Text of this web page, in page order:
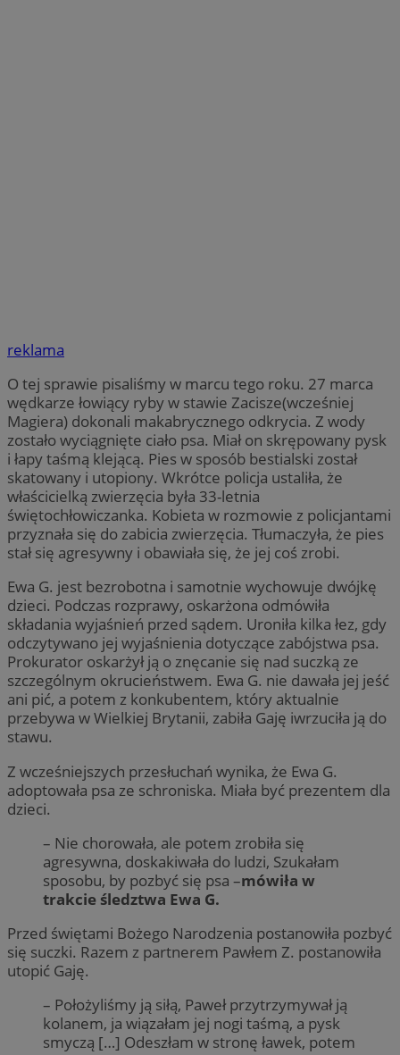
reklama
O tej sprawie pisaliśmy w marcu tego roku. 27 marca
wędkarze łowiący ryby w stawie Zacisze(wcześniej
Magiera) dokonali makabrycznego odkrycia. Z wody
zostało wyciągnięte ciało psa. Miał on skrępowany pysk
i łapy taśmą klejącą. Pies w sposób bestialski został
skatowany i utopiony. Wkrótce policja ustaliła, że
właścicielką zwierzęcia była 33-letnia
świętochłowiczanka. Kobieta w rozmowie z policjantami
przyznała się do zabicia zwierzęcia. Tłumaczyła, że pies
stał się agresywny i obawiała się, że jej coś zrobi.
Ewa G. jest bezrobotna i samotnie wychowuje dwójkę
dzieci. Podczas rozprawy, oskarżona odmówiła
składania wyjaśnień przed sądem. Uroniła kilka łez, gdy
odczytywano jej wyjaśnienia dotyczące zabójstwa psa.
Prokurator oskarżył ją o znęcanie się nad suczką ze
szczególnym okrucieństwem. Ewa G. nie dawała jej jeść
ani pić, a potem z konkubentem, który aktualnie
przebywa w Wielkiej Brytanii, zabiła Gaję iwrzuciła ją do
stawu.
Z wcześniejszych przesłuchań wynika, że Ewa G.
adoptowała psa ze schroniska. Miała być prezentem dla
dzieci.
– Nie chorowała, ale potem zrobiła się
agresywna, doskakiwała do ludzi, Szukałam
sposobu, by pozbyć się psa –mówiła w
trakcie śledztwa Ewa G.
Przed świętami Bożego Narodzenia postanowiła pozbyć
się suczki. Razem z partnerem Pawłem Z. postanowiła
utopić Gaję.
– Położyliśmy ją siłą, Paweł przytrzymywał ją
kolanem, ja wiązałam jej nogi taśmą, a pysk
smyczą […] Odeszłam w stronę ławek, potem